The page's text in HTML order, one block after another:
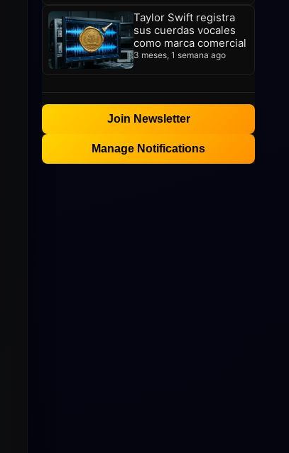
Taylor Swift registra
sus cuerdas vocales
como marca comercial
3 meses, 1 semana ago
Join Newsletter
Manage Notifications